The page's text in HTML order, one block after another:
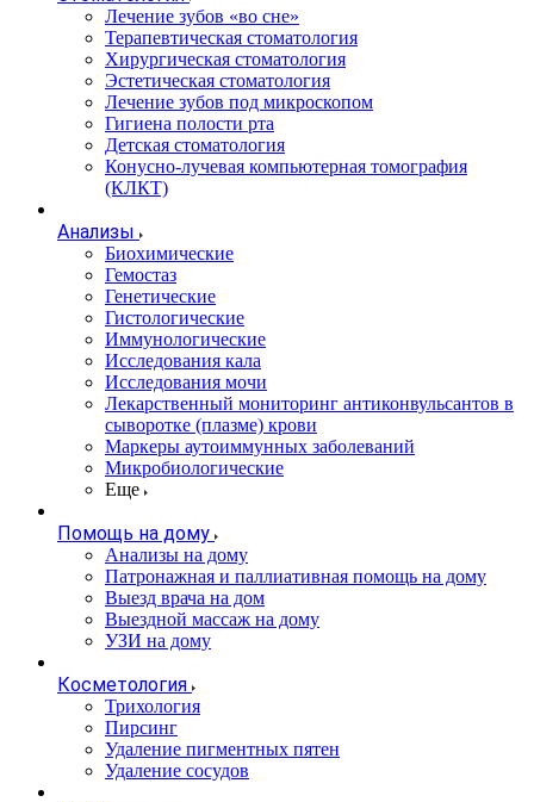
Лечение зубов «во сне»
Терапевтическая стоматология
Хирургическая стоматология
Эстетическая стоматология
Лечение зубов под микроскопом
Гигиена полости рта
Детская стоматология
Конусно-лучевая компьютерная томография
(КЛКТ)
Анализы
Биохимические
Гемостаз
Генетические
Гистологические
Иммунологические
Исследования кала
Исследования мочи
Лекарственный мониторинг антиконвульсантов в
сыворотке (плазме) крови
Маркеры аутоиммунных заболеваний
Микробиологические
Еще
Помощь на дому
Анализы на дому
Патронажная и паллиативная помощь на дому
Выезд врача на дом
Выездной массаж на дому
УЗИ на дому
Косметология
Трихология
Пирсинг
Удаление пигментных пятен
Удаление сосудов